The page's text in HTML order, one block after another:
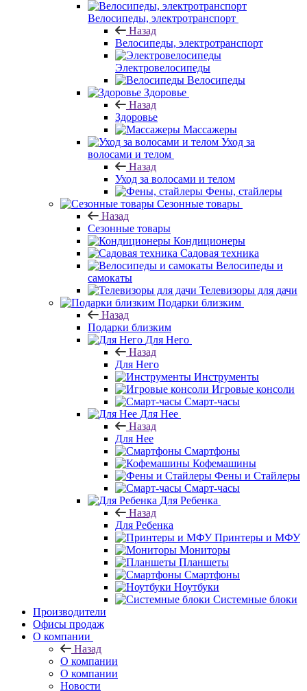
Велосипеды, электротранспорт
Назад
Велосипеды, электротранспорт
Электровелосипеды
Велосипеды
Здоровье
Назад
Здоровье
Массажеры
Уход за
волосами и телом
Назад
Уход за волосами и телом
Фены, стайлеры
Сезонные товары
Назад
Сезонные товары
Кондиционеры
Садовая техника
Велосипеды и
самокаты
Телевизоры для дачи
Подарки близким
Назад
Подарки близким
Для Него
Назад
Для Него
Инструменты
Игровые консоли
Смарт-часы
Для Нее
Назад
Для Нее
Смартфоны
Кофемашины
Фены и Стайлеры
Смарт-часы
Для Ребенка
Назад
Для Ребенка
Принтеры и МФУ
Мониторы
Планшеты
Смартфоны
Ноутбуки
Системные блоки
Производители
Офисы продаж
О компании
Назад
О компании
О компании
Новости